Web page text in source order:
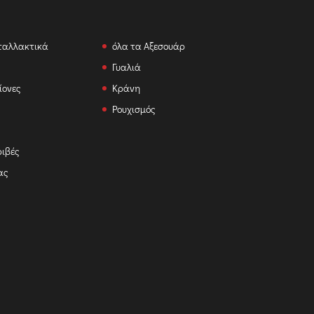
όλα τα Αξεσουάρ
Γυαλιά
Κράνη
Ρουχισμός